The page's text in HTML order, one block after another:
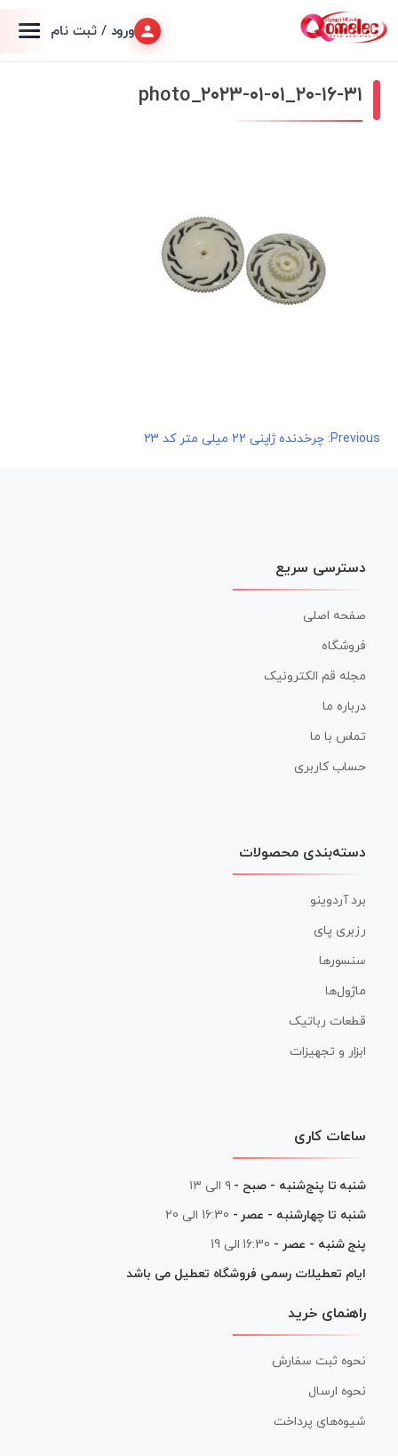
ورود / ثبت نام
photo_۲۰۲۳-۰۱-۰۱_۲۰-۱۶-۳۱
راهبری
Previous: چرخدنده ژاپنی 22 میلی متر کد 23
دسترسی سریع
صفحه اصلی
فروشگاه
مجله قم الکترونیک
درباره ما
تماس با ما
حساب کاربری
دسته‌بندی محصولات
برد آردوینو
رزبری پای
سنسورها
ماژول‌ها
قطعات رباتیک
ابزار و تجهیزات
ساعات کاری
شنبه تا پنج‌شنبه - صبح - ۹ الی ۱۳
شنبه تا چهارشنبه - عصر - 16:30 الی 20
پنج شنبه - عصر - 16:30 الی 19
ایام تعطیلات رسمی فروشگاه تعطیل می باشد
راهنمای خرید
نحوه ثبت سفارش
نحوه ارسال
شیوه‌های پرداخت